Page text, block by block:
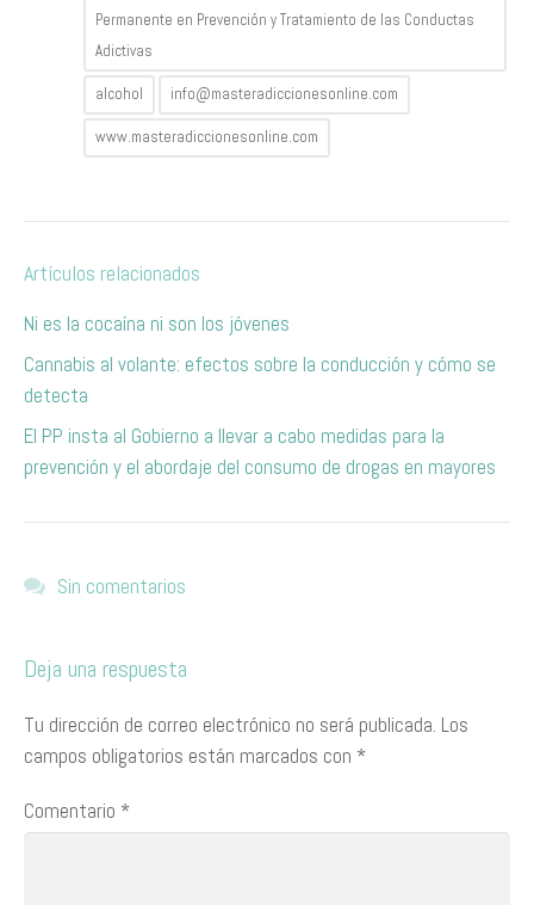
Permanente en Prevención y Tratamiento de las Conductas
Adictivas
alcohol info@masteradiccionesonline.com
www.masteradiccionesonline.com
Artículos relacionados
Ni es la cocaína ni son los jóvenes
Cannabis al volante: efectos sobre la conducción y cómo se
detecta
El PP insta al Gobierno a llevar a cabo medidas para la
prevención y el abordaje del consumo de drogas en mayores
Sin comentarios
Deja una respuesta
Tu dirección de correo electrónico no será publicada. Los
campos obligatorios están marcados con *
Comentario *